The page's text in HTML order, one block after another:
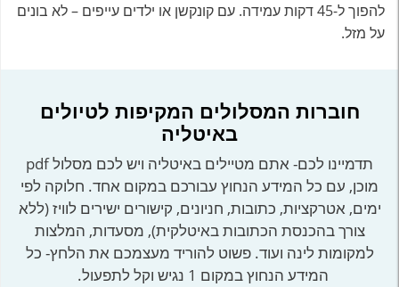
להפוך ל-45 דקות עמידה. עם קונקשן או ילדים עייפים – לא בונים
על מזל.
חוברות המסלולים המקיפות לטיולים
באיטליה
תדמיינו לכם- אתם מטיילים באיטליה ויש לכם מסלול pdf
מוכן, עם כל המידע הנחוץ עבורכם במקום אחד. חלוקה לפי
ימים, אטרקציות, כתובות, חניונים, קישורים ישירים לוויז (ללא
צורך בהכנסת הכתובות באיטלקית), מסעדות, המלצות
למקומות לינה ועוד. פשוט להוריד מעצמכם את הלחץ- כל
המידע הנחוץ במקום 1 נגיש וקל לתפעול.